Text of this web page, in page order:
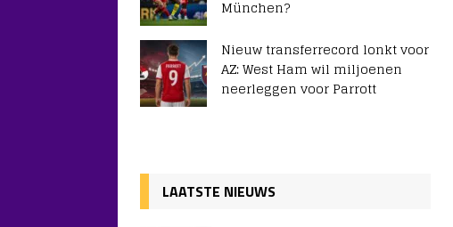
München?
Nieuw transferrecord lonkt voor
AZ: West Ham wil miljoenen
neerleggen voor Parrott
LAATSTE NIEUWS